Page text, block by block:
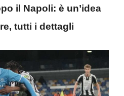
il Napoli: è un’idea
tutti i dettagli